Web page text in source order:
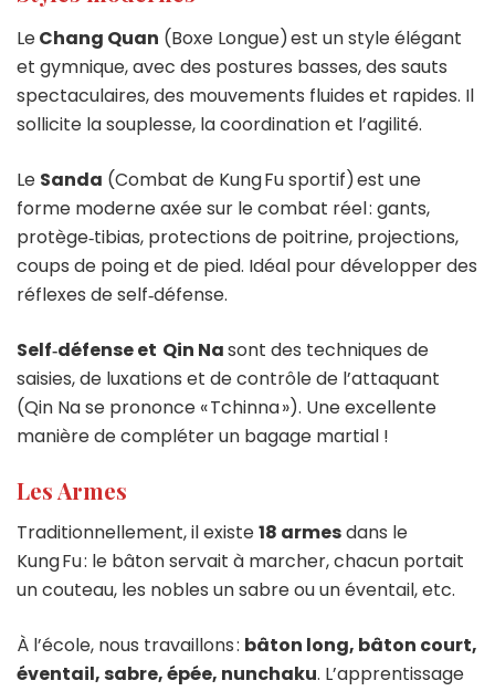
LeChang Quan (Boxe Longue) est un style élégant
et gymnique, avec des postures basses, des sauts
spectaculaires, des mouvements fluides et rapides. Il
sollicite la souplesse, la coordination et l’agilité.
Le Sanda (Combat de Kung Fu sportif) est une
forme moderne axée sur le combat réel : gants,
protège‑tibias, protections de poitrine, projections,
coups de poing et de pied. Idéal pour développer des
réflexes de self‑défense.
Self‑défense et Qin Nasont des techniques de
saisies, de luxations et de contrôle de l’attaquant
(Qin Na se prononce « Tchinna »). Une excellente
manière de compléter un bagage martial !
Les Armes
Traditionnellement, il existe18 armesdans le
Kung Fu : le bâton servait à marcher, chacun portait
un couteau, les nobles un sabre ou un éventail, etc.
À l’école, nous travaillons : bâton long, bâton court,
éventail, sabre, épée, nunchaku. L’apprentissage